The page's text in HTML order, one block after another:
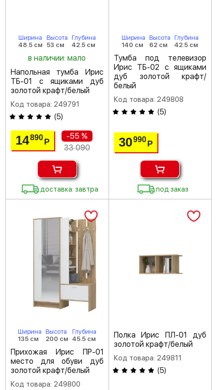
Ширина
48.5 см
Высота
53 см
Глубина
42.5 см
в наличии: мало
Напольная тумба Ирис
ТБ-01 с ящиками дуб
золотой крафт/белый
Код товара: 249791
(5)
14890Р
-55 %
33 090
доставка: завтра
Ширина
140 см
Высота
62 см
Глубина
42.5 см
Тумба под телевизор
Ирис ТБ-02 с ящиками
дуб золотой крафт/
белый
Код товара: 249808
(5)
30990 Р
под заказ
Ширина
135 см
Высота
200 см
Глубина
45.5 см
Прихожая Ирис ПР-01
место для обуви дуб
золотой крафт/белый
Код товара: 249800
Полка Ирис ПЛ-01 дуб
золотой крафт/белый
Код товара: 249811
(5)